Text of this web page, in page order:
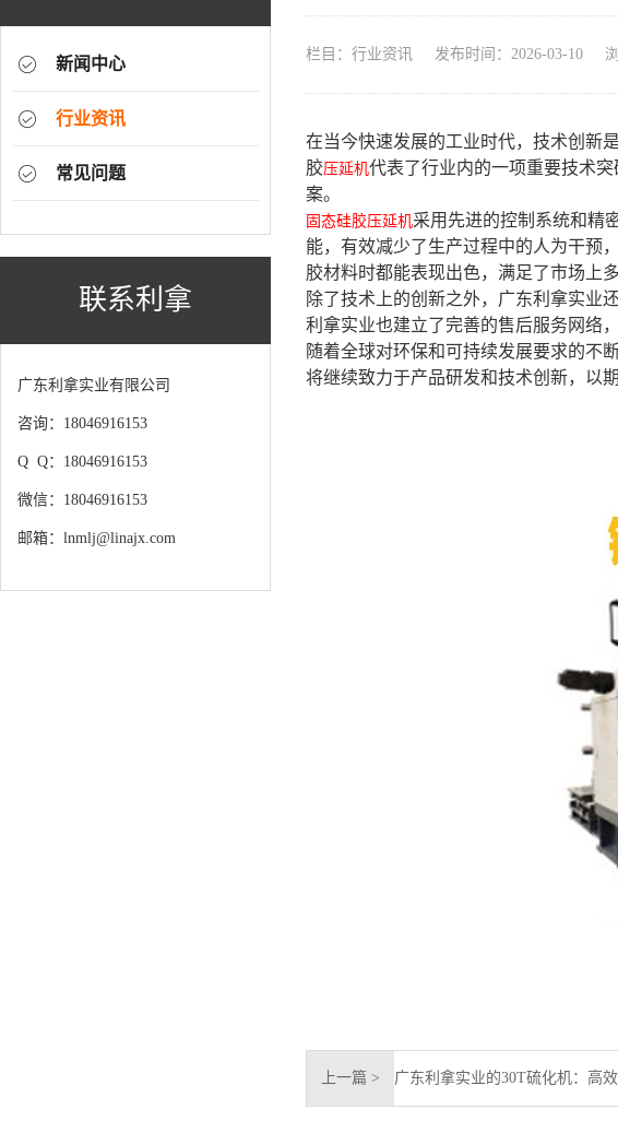
新闻中心
行业资讯
常见问题
联系利拿
广东利拿实业有限公司
咨询：18046916153
Q Q：18046916153
微信：18046916153
邮箱：lnmlj@linajx.com
栏目：行业资讯 发布时间：2026-03-10 浏
在当今快速发展的工业时代，技术创新
胶压延机代表了行业内的一项重要技术
案。
固态硅胶压延机采用先进的控制系统和精
能，有效减少了生产过程中的人为干预
胶材料时都能表现出色，满足了市场上
除了技术上的创新之外，广东利拿实业
利拿实业也建立了完善的售后服务网络
随着全球对环保和可持续发展要求的不
将继续致力于产品研发和技术创新，以
上一篇 >